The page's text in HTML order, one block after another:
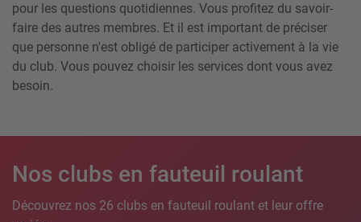
pour les questions quotidiennes. Vous profitez du savoir-
faire des autres membres. Et il est important de préciser
que personne n'est obligé de participer activement à la vie
du club. Vous pouvez choisir les services dont vous avez
besoin.
Nos clubs en fauteuil roulant
Découvrez nos 26 clubs en fauteuil roulant et leur offre